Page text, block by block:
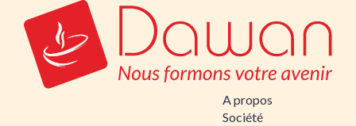
A propos
Société